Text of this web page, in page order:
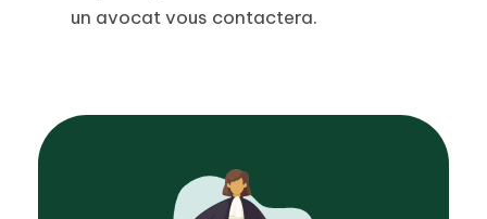
un avocat vous contactera.